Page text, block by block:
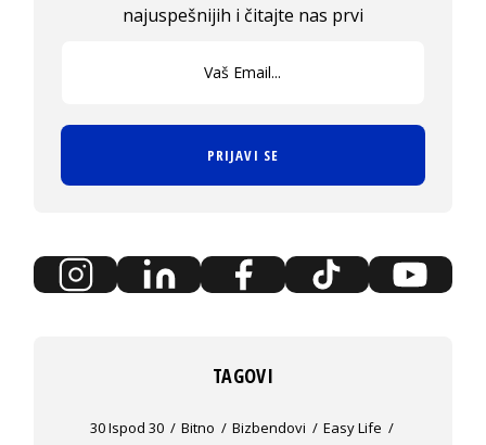
najuspešnijih i čitajte nas prvi
PRIJAVI SE
TAGOVI
30 Ispod 30 Bitno Bizbendovi
Easy Life